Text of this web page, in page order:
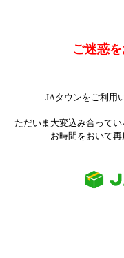
ご迷惑
JAタウンをご利用
ただいま大変込み合って
お時間をおいて